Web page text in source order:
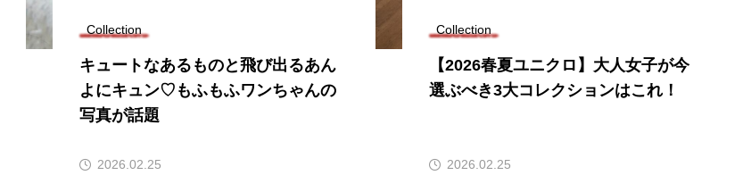
Collection
キュートなあるものと飛び出るあん
よにキュン♡もふもふワンちゃんの
写真が話題
2026.02.25
Collection
【2026春夏ユニクロ】大人女子が今
選ぶべき3大コレクションはこれ！
2026.02.25